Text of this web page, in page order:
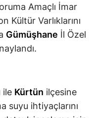
Manisa
Kahramanmaraş
Muş
Nevşehir
Amaçlı İmar
Kültür Varlıklarını
Gümüşhane İl Özel
ile Kürtün ilçesine
suyu ihtiyaçlarını